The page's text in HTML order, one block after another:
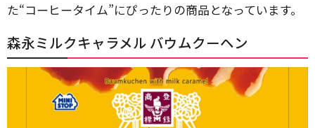
た“コーヒータイム”にぴったりの商品となっています。
森永ミルクキャラメル バウムクーヘン